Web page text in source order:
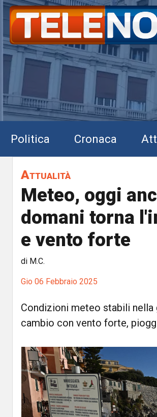
Politica Cronaca
Attualità
Meteo, oggi
domani torna
e vento forte
di M.C.
Gio 06 Febbraio 2025
Condizioni meteo stabili
cambio con vento forte,